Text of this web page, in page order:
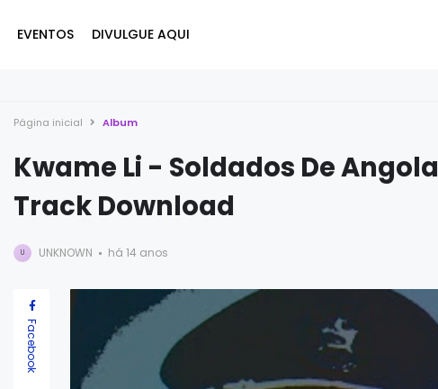
EVENTOS DIVULGUE AQUI
Página inicial Album
Kwame Li - Soldados De Angola |
Track Download
U UNKNOWN há 14 anos
Facebook